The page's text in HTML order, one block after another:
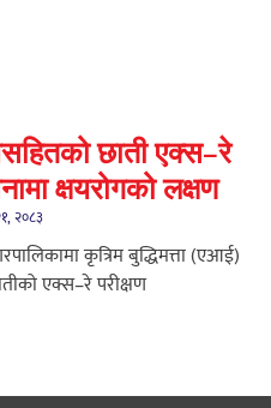
छाती एक्स–रे
क्षयरोगको लक्षण
२०८३
कृत्रिम बुद्धिमत्ता (एआई)
एक्स–रे परीक्षण